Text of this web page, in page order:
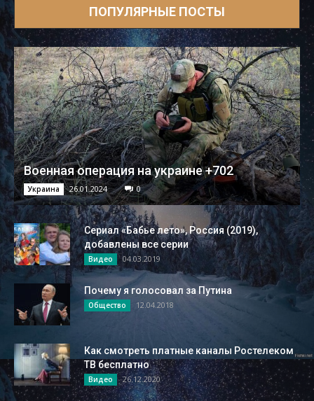
ПОПУЛЯРНЫЕ ПОСТЫ
Военная операция на украине +702
Украина 26.01.2024 0
Сериал «Бабье лето», Россия (2019),
добавлены все серии
Видео 04.03.2019
Почему я голосовал за Путина
Общество 12.04.2018
Как смотреть платные каналы Ростелеком
ТВ бесплатно
Видео 26.12.2020